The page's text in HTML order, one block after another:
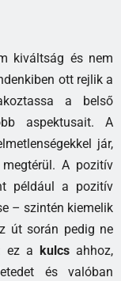
kiváltság és nem
ott rejlik a
a belső
aspektusait. A
jár,
A pozitív
például a pozitív
– szintén kiemelik
út során pedig ne
ez a kulcs ahhoz,
és valóban